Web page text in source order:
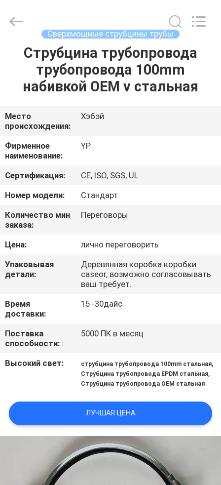
ДОМОЙ
ПРОДУКЦИЯ
О
НАС
ЭКСКУРСИЯ
ПО
ЗАВОДУ
КОНТРОЛЬ
КАЧЕСТВА
СВЯЖИТЕСЬ
НАМИ
НОВОСТИ
КАРТА
САЙТА
PRIVACY
POLICY
TRADE
CO.,LTD.
Сверхмощные струбцины трубы
Струбцина трубопровода
трубопровода 100mm
набивкой OEM v стальная
Место
происхождения:
Хэбэй
Фирменное
наименование:
YP
Сертификация:
CE, ISO, SGS, UL
Номер модели:
Стандарт
Количество мин
заказа:
Переговоры
Цена:
лично переговорить
Упаковывая
детали:
Деревянная коробка коробки
caseor, возможно согласовывать
ваш требует.
Время
доставки:
15 -30дайс
Поставка
способности:
5000 ПК в месяц
Высокий свет: струбцина трубопровода 100mm стальная,
Струбцина трубопровода EPDM стальная,
Струбцина трубопровода OEM стальная
ЛУЧШАЯ ЦЕНА